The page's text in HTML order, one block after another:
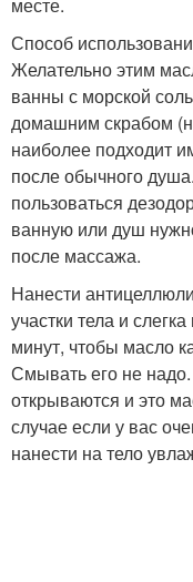
Способ
Желательно этим
ванны с морской
домашним скрабом
наиболее подходит
после обычного
пользоваться
ванную или душ
после массажа.
Нанести
участки тела и
минут, чтобы масло
Смывать его не
открываются и это
случае если у вас
нанести на тело